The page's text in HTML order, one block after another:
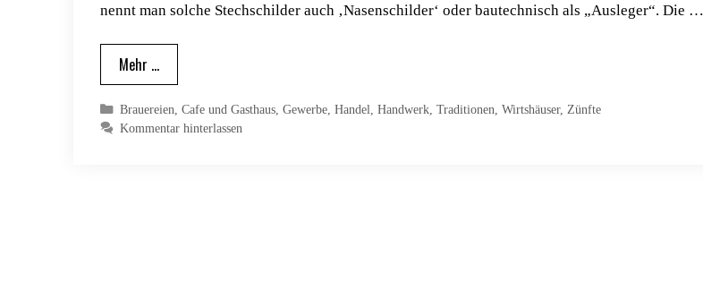
nennt man solche Stechschilder auch ‚Nasenschilder‘ oder bautechnisch als „Ausleger“. Die …
Mehr …
Kategorien
Brauereien, Cafe und Gasthaus, Gewerbe, Handel, Handwerk, Traditionen, Wirtshäuser, Zünfte
Kommentar hinterlassen